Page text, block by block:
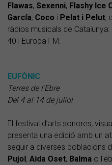
Flawas, Sexenni, Flashy Ice
García, Coco i Pelat i Pelut,
ràdios musicals de
40 i Europa FM.
EUFÒNIC
Terres de l’Ebre
Del 4 al 14 de juliol
El festival d’arts sonores,
presenta una edició amb un
seguir a diverses poblacions
Pujol, Aida Oset, Balma o